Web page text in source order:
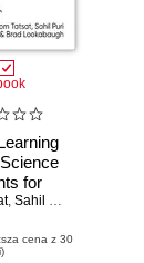
for
, Sahil Puri
cena z 30